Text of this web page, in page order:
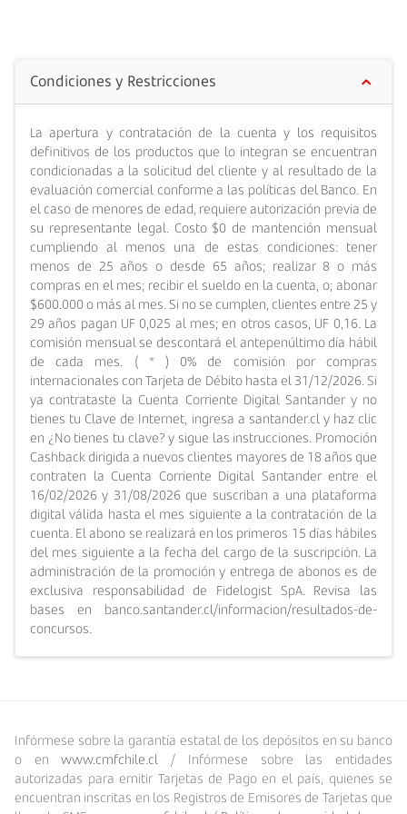
Banco Santander.
Condiciones y Restricciones
La apertura y contratación de la cuenta y los requisitos
definitivos de los productos que lo integran se encuentran
condicionadas a la solicitud del cliente y al resultado de la
evaluación comercial conforme a las políticas del Banco. En
el caso de menores de edad, requiere autorización previa de
su representante legal. Costo $0 de mantención mensual
cumpliendo al menos una de estas condiciones: tener
menos de 25 años o desde 65 años; realizar 8 o más
compras en el mes; recibir el sueldo en la cuenta, o; abonar
$600.000 o más al mes. Si no se cumplen, clientes entre 25 y
29 años pagan UF 0,025 al mes; en otros casos, UF 0,16. La
comisión mensual se descontará el antepenúltimo día hábil
de cada mes. ( * ) 0% de comisión por compras
internacionales con Tarjeta de Débito hasta el 31/12/2026. Si
ya contrataste la Cuenta Corriente Digital Santander y no
tienes tu Clave de Internet, ingresa a santander.cl y haz clic
en ¿No tienes tu clave? y sigue las instrucciones. Promoción
Cashback dirigida a nuevos clientes mayores de 18 años que
contraten la Cuenta Corriente Digital Santander entre el
16/02/2026 y 31/08/2026 que suscriban a una plataforma
digital válida hasta el mes siguiente a la contratación de la
cuenta. El abono se realizará en los primeros 15 días hábiles
del mes siguiente a la fecha del cargo de la suscripción. La
administración de la promoción y entrega de abonos es de
exclusiva responsabilidad de Fidelogist SpA. Revisa las
bases en banco.santander.cl/informacion/resultados-de-
concursos.
Infórmese sobre la garantía estatal de los depósitos en su banco
o enwww.cmfchile.cl
/ Infórmese sobre las entidades
autorizadas para emitir Tarjetas de Pago en el país, quienes se
encuentran inscritas en los Registros de Emisores de Tarjetas que